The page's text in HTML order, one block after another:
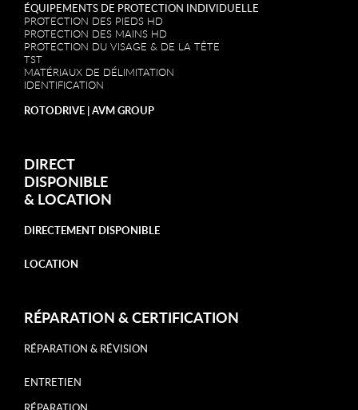
ÉQUIPEMENTS DE PROTECTION INDIVIDUELLE
PROTECTION DES PIEDS HD
PROTECTION DES MAINS HD
PROTECTION DU VISAGE & DE LA TÊTE
TST
MATÉRIAUX DE DÉLIMITATION
IDENTIFICATION
ROTODRIVE | AVM GROUP
DIRECT
DISPONIBLE
&LOCATION
DIRECTEMENT DISPONIBLE
LOCATION
RÉPARATION & CERTIFICATION
RÉPARATION & RÉVISION
ENTRETIEN